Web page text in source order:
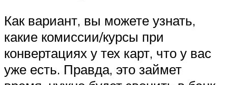
Как вариант, вы можете узнать,
какие комиссии/курсы при
конвертациях у тех карт, что у вас
уже есть. Правда, это займет